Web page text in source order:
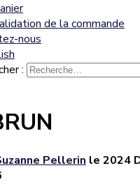
de la commande
nous
:
Pellerin le 2024